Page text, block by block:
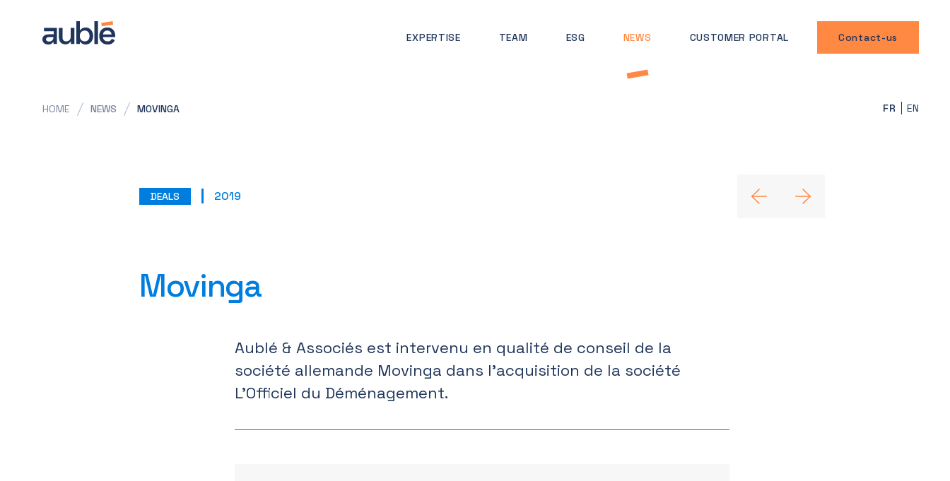
EXPERTISE TEAM ESG NEWS CUSTOMER PORTAL Contact-us
FR EN
HOME NEWS MOVINGA
DEALS 2019
Movinga
Aublé & Associés est intervenu en qualité de conseil de la
société allemande Movinga dans l’acquisition de la société
L’Officiel du Déménagement.